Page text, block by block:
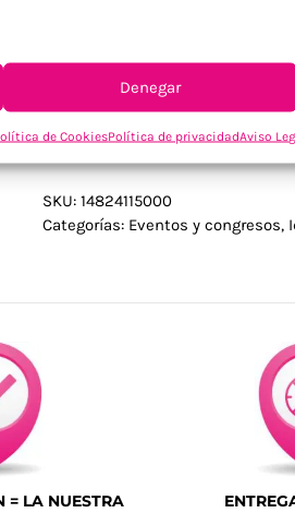
Denegar
de CookiesPolítica de privacidadAviso
material PVC resiste el
hace perfecto para
tipos de eventos,
SKU: 14824115000
Categorías: Eventos y congresos,
= LA NUESTRA